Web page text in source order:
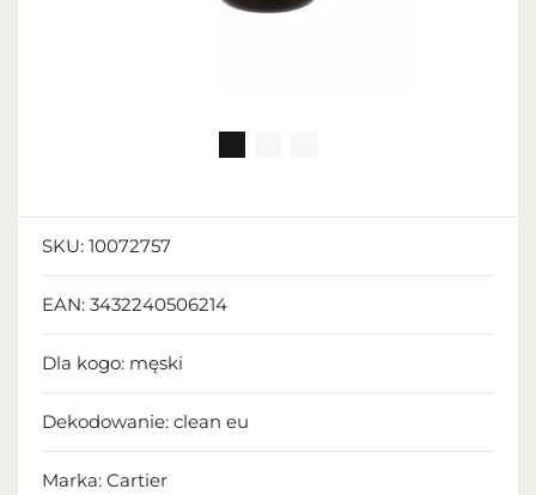
SKU: 10072757
EAN: 3432240506214
Dla kogo: męski
Dekodowanie: clean eu
Marka: Cartier